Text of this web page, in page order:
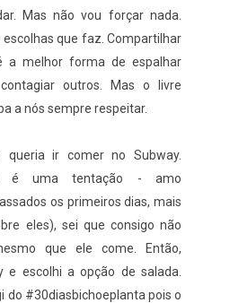
Mas não vou forçar nada.
escolhas que faz. Compartilhar
a melhor forma de espalhar
outros. Mas o livre
a nós sempre respeitar.
queria ir comer no Subway.
é uma tentação - amo
os primeiros dias, mais
eles), sei que consigo não
que ele come. Então,
e escolhi a opção de salada.
do #30diasbichoeplanta pois o